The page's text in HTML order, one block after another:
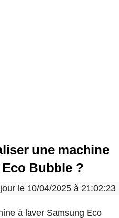
une machine
Bubble ?
le 10/04/2025 à 21:02:23
à laver Samsung Eco